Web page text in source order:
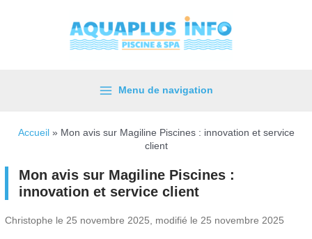
Menu
Menu de navigation
Accueil » Mon avis sur Magiline Piscines : innovation et service
client
Mon avis sur Magiline Piscines :
innovation et service client
Christophe le 25 novembre 2025, modifié le 25 novembre 2025